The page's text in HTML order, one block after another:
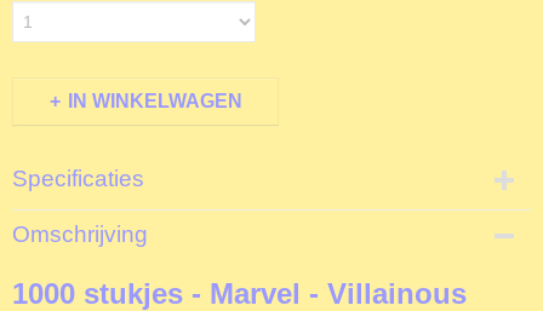
IN WINKELWAGEN
Specificaties
Productcode
R169030
4005556169030
Omschrijving
1000 stukjes - Marvel - Villainous